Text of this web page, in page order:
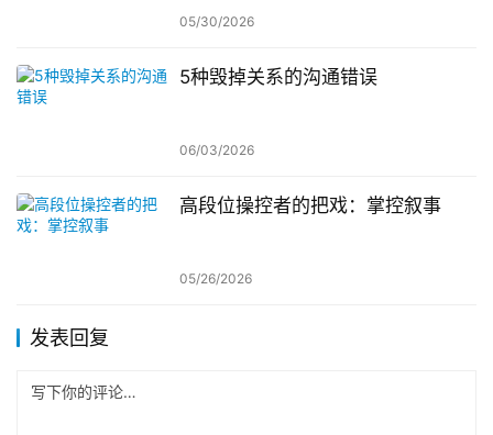
05/30/2026
5种毁掉关系的沟通错误
06/03/2026
高段位操控者的把戏：掌控叙事
05/26/2026
发表回复